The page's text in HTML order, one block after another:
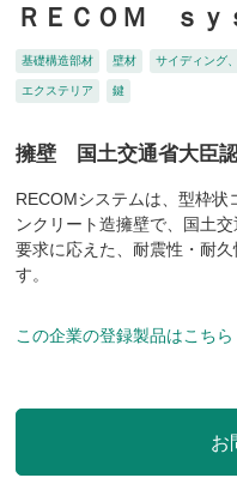
ＲＥＣＯＭ ｓ
基礎構造部材 壁材 サイディング
エクステリア 鍵
擁壁 国土交通省大臣
RECOMシステムは、型枠状
ンクリート造擁壁で、国土
要求に応えた、耐震性・耐
す。
この企業の登録製品はこちら